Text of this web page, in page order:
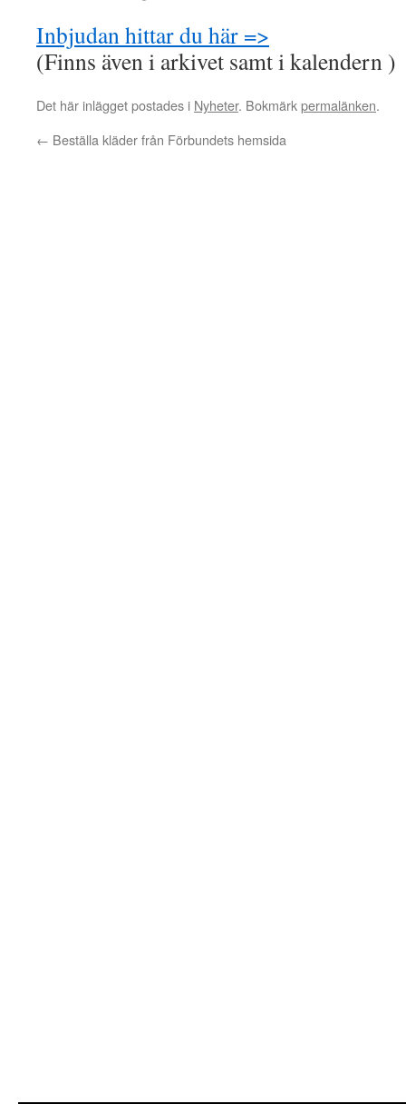
Inbjudan hittar du här =>
(Finns även i arkivet samt i kalendern )
Det här inlägget postades i Nyheter. Bokmärkpermalänken.
← Beställa kläder från Förbundets hemsida